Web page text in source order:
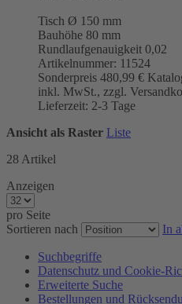
Tisch Ø 150 mm
Bauhöhe 80 mm
Rundlaufgenauigkeit 0,02
Artikelnummer: 11524
Sonderpreis 480,99 €
inkl. MwSt., zzgl.
Lieferzeit: 2-3 Tage
Ansicht als Raster Liste
28 Artikel
Anzeigen
pro Seite
Sortieren nach
In
Suchbegriffe
Datenschutz und Cookie-
Erweiterte Suche
Bestellungen und